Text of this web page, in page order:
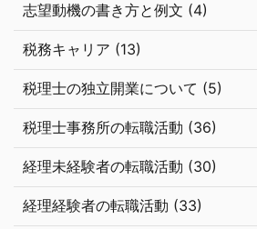
志望動機の書き方と例文 (4)
税務キャリア (13)
税理士の独立開業について (5)
税理士事務所の転職活動 (36)
経理未経験者の転職活動 (30)
経理経験者の転職活動 (33)